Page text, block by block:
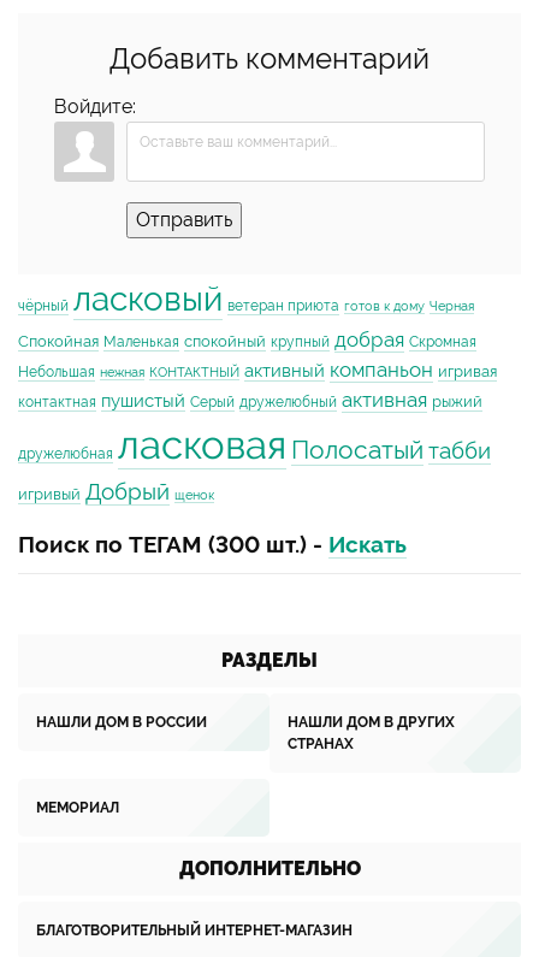
Добавить комментарий
Войдите:
Отправить
чёрный ласковый ветеран приюта готов к дому Черная
Спокойная Маленькая спокойный крупный добрая Скромная
Небольшая нежная КОНТАКТНЫЙ активный компаньон игривая
контактная пушистый Серый дружелюбный активная рыжий
дружелюбная ласковая Полосатый табби
игривый Добрый щенок
Поиск по ТЕГАМ (300 шт.) - Искать
РАЗДЕЛЫ
НАШЛИ ДОМ В РОССИИ
НАШЛИ ДОМ В ДРУГИХ
СТРАНАХ
МЕМОРИАЛ
ДОПОЛНИТЕЛЬНО
БЛАГОТВОРИТЕЛЬНЫЙ ИНТЕРНЕТ-МАГАЗИН